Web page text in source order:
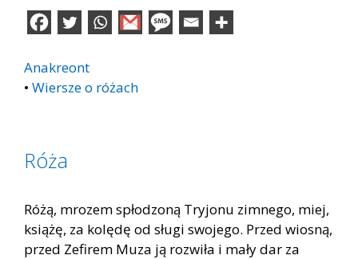
Anakreont
• Wiersze o różach
Róża
Różą, mrozem spłodzoną Tryjonu zimnego, miej,
książę, za kolędę od sługi swojego. Przed wiosną,
przed Zefirem Muza ją rozwiła i mały dar za